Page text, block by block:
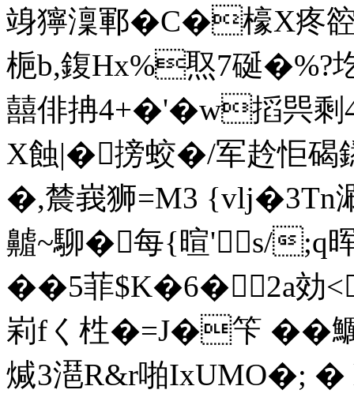
竧獰澟鄆�C�檺X
梔b,鍑Hx%焣7硟�%?
囍俳抩4+�'�w搯巺剩
X蝕|�搒蛟�/军赺怇碣鏭
�,辳峩狮=M3 {vlj�3Tn
齇~駠�每{暄's/;q
��5菲$K�6�2a効
峲fく栍�=J�笇
煘3潖R&r啪IxUMO�;